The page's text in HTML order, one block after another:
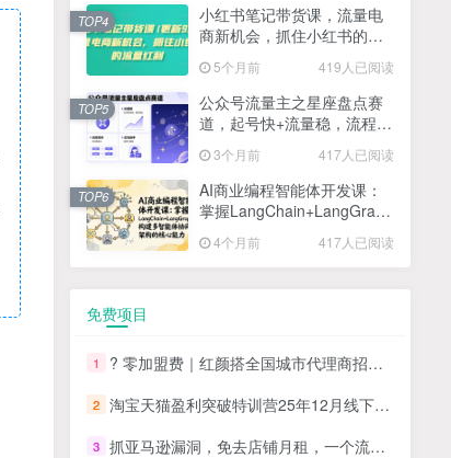
10 2025年百家号AI图文掘金，手机操作单号月入4-5位数，低门槛【附指令+工具】
抖音情感文案项目玩法，单月涨粉3000+，新手小白也能做
小红书笔记带货课，流量电
商新机会，抓住小红书的流
5个月前 419人已阅读
TOP4
公众号流量主之星座盘点赛
道，起号快+流量稳，流程简
3个月前 417人已阅读
TOP5
AI商业编程智能体开发课：
掌握LangChain+LangGraph
心能力
4个月前 417人已阅读
TOP6
免费项目
1 ? 零加盟费｜红颜搭全国城市代理商招募正式启动！
2 淘宝天猫盈利突破特训营25年12月线下课，系统性的深度剖析电商企业经营之道，打造电商标准化运营体系
3 抓亚马逊漏洞，免去店铺月租，一个流量大竞争小，让你有机会成大卖的赛道